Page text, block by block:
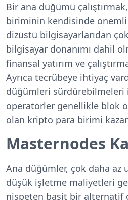
Bir ana düğümü çalıştırmak,
biriminin kendisinde
dizüstü bilgisayarlarıdan
bilgisayar donanımı dahil
finansal yatırım ve
Ayrıca tecrübeye ihtiyaç
düğümleri sürdürebilmeleri
operatörler genellikle blok
olan kripto para birimi
Masternodes
Ana düğümler, çok daha az
düşük işletme maliyetleri
nispeten basit bir alternatif